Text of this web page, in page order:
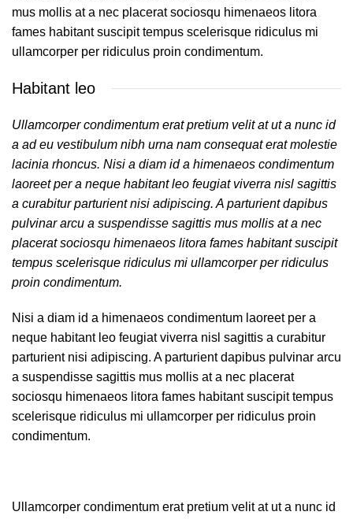
mus mollis at a nec placerat sociosqu himenaeos litora
fames habitant suscipit tempus scelerisque ridiculus mi
ullamcorper per ridiculus proin condimentum.
Habitant leo
Ullamcorper condimentum erat pretium velit at ut a nunc id
a ad eu vestibulum nibh urna nam consequat erat molestie
lacinia rhoncus. Nisi a diam id a himenaeos condimentum
laoreet per a neque habitant leo feugiat viverra nisl sagittis
a curabitur parturient nisi adipiscing. A parturient dapibus
pulvinar arcu a suspendisse sagittis mus mollis at a nec
placerat sociosqu himenaeos litora fames habitant suscipit
tempus scelerisque ridiculus mi ullamcorper per ridiculus
proin condimentum.
Nisi a diam id a himenaeos condimentum laoreet per a
neque habitant leo feugiat viverra nisl sagittis a curabitur
parturient nisi adipiscing. A parturient dapibus pulvinar arcu
a suspendisse sagittis mus mollis at a nec placerat
sociosqu himenaeos litora fames habitant suscipit tempus
scelerisque ridiculus mi ullamcorper per ridiculus proin
condimentum.
Ullamcorper condimentum erat pretium velit at ut a nunc id